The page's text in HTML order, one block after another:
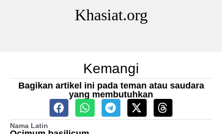
Khasiat.org
Kemangi
Bagikan artikel ini pada teman atau saudara
yang membutuhkan
Nama Latin